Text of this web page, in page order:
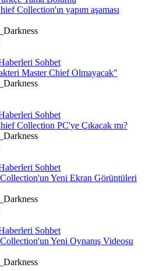
Collection'ın yapım aşaması
Sohbet
Master Chief Olmayacak"
Sohbet
Collection PC'ye Çıkacak mı?
Sohbet
Yeni Ekran Görüntüleri
Sohbet
Yeni Oynanış Videosu